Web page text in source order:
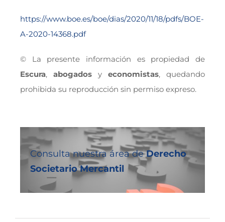
https://www.boe.es/boe/dias/2020/11/18/pdfs/BOE-
A-2020-14368.pdf
© La presente información es propiedad de
Escura, abogados y economistas, quedando
prohibida su reproducción sin permiso expreso.
Consulta nuestra área deDerecho
Societario Mercantil